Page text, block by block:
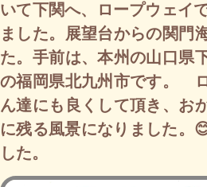
いて下関へ、ロープウェイ
ました。展望台からの関門
た。手前は、本州の山口県
の福岡県北九州市です。
ん達にも良くして頂き、お
に残る風景になりました。
した。